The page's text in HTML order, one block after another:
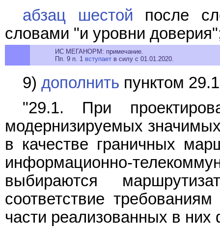
абзац шестой после
словами "и уровни
ИС МЕГАНОРМ: примечание.
Пп. 9 п. 1 вступает в силу с 01.01.2020.
9) дополнить пунктом
"29.1. При
модернизируемых
в качестве граничных
информационно-
выбираются
соответствие
части реализованных в них